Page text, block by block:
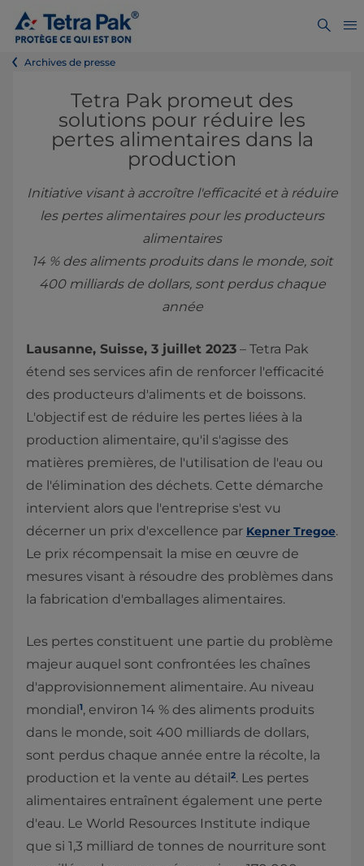
Archives de presse
Tetra Pak promeut des
solutions pour réduire les
pertes alimentaires dans la
production
Initiative visant à accroître l'efficacité et à réduire
les pertes alimentaires pour les producteurs
alimentaires
14 % des aliments produits dans le monde, soit
400 milliards de dollars, sont perdus chaque
année
Lausanne, Suisse, 3 juillet 2023 – Tetra Pak
étend ses services afin de renforcer l'efficacité
des producteurs d'aliments et de boissons.
L'objectif est de réduire les pertes liées à la
production alimentaire, qu'il s'agisse des
matières premières, de l'utilisation de l'eau ou
de l'élimination des déchets. Cette démarche
intervient alors que l'entreprise s'est vu
décerner un prix d'excellence par Kepner Tregoe.
Le prix récompensait la mise en œuvre de
mesures visant à résoudre des problèmes dans
la fabrication d'emballages alimentaires.
Les pertes constituent une partie du problème
majeur auquel sont confrontées les chaînes
d'approvisionnement alimentaire. Au niveau
mondial1, environ 14 % des aliments produits
dans le monde, soit 400 milliards de dollars,
sont perdus chaque année entre la récolte, la
production et la vente au détail2. Les pertes
alimentaires entraînent également une perte
d'eau. Le World Resources Institute indique
que si 1,3 milliard de tonnes de nourriture sont